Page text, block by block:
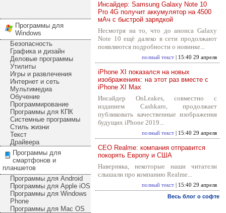
Программы для
Windows
Безопасность
Графика и дизайн
Деловые программы
Утилиты
Игры и развлечения
Интернет и сеть
Мультимедиа
Обучение
Программирование
Программы для КПК
Системные программы
Стиль жизни
Текст
Драйвера
Программы для
смартфонов и
планшетов
Программы для Android
Программы для Apple iOS
Программы для Windows
Phone
Программы для Mac OS
Инсайдер: Samsung Galaxy Note 10
Pro 4G получит аккумулятор на 4500
мАч с быстрой зарядкой
Несмотря на то, что до анонса Galaxy
Note 10 ещё далеко в сети продолжают
появляются подробности о новинке...
полный текст | 15:40 29 апреля
iPhone XI показался на новых
изображениях: на этот раз вместе с
iPhone XI Max
Инсайдер OnLeakes, совместно с
изданием Cashkaro, продолжает
публиковать качественные изображения
будущих iPhone 2019...
полный текст | 15:40 29 апреля
CEO Realme: компания отправится
покорять Европу и США
Наверняка, некоторые наши читатели
слышали про компанию Realme...
полный текст | 15:40 29 апреля
Весь блог о софте